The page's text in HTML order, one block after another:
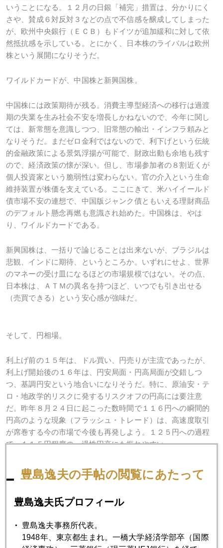
いうことになる。１２月の日銀「補完」措置は、分かりにく
さや、賛成６対反対３などの点で不信感を醸成してしまった
が、欧州中央銀行（ＥＣＢ）もドイツが追加緩和に対して依
然抵抗感を示している。とにかく、日本株のライバルは欧州
株という展開になりそうだ。
ワイルドカードが、中国株と新興国株。
中国株には政策期待が残る。消費主導型経済への移行は過渡
期の失業を生み社会不安を増長しかねないので、今年に関し
ては、新常態を意識しつつ、旧常態の輸出・インフラ頼みと
なりそうだ。まだゼロ金利ではないので、利下げという伝統
的金融政策による景気浮揚が可能で、財政出動も余地も残す
ので、経済政策の懐が深い。但し、市場参加者の８割近くが
個人投資家という脆弱性は変わらない。官の介入という生命
維持装置が株価を支えている。ここにきて、米ハイイールド
債市場不安の連想で、中国版ジャンク債ともいえる理財商品
のデフォルト懸念再燃も意識され始めた。中国株は、やは
り、ワイルドカードである。
新興国株は、一括りで論じることは出来ないが、ブラジルは
悲観、インドに期待、というところか。いずれにせよ、世界
のマネーの受け皿になるほどの市場規模ではない。その点、
日本株は、ＡＴＭの異名を持つほど、いつでも引き出せる
（売買できる）という安心感が強味だ。
そして、円相場。
利上げ前の１５年は、ドル買い、円売りが主流であったが、
利上げ開始後の１６年は、円安局面・円高局面が交錯しつ
つ、基調円安という地合いになりそうだ。特に、原油安・テ
ロ・地政学的リスクに発するリスクオフの円高には要注意
だ。昨年８月２４日に起こった数時間で１１６円への瞬間的
円高のような現象（フラッシュ・トレード）は、高速度取引
が席巻する今の市場で今後も再発しよう。１２５円への過程
で、１１５円程度の一過性円高にも振れやすい。
従って、日経平均も、想定せざるリスクオフで、ヘッジファ
ンドの売り攻勢がかかり１７０００円台への下げ局面も考え
度が平均値である。
豊島逸夫の手帖の閲覧にあたって
豊島逸夫氏プロフィール
豊島逸夫事務所代表。
1948年、東京都生まれ。一橋大学経済学部卒（国際